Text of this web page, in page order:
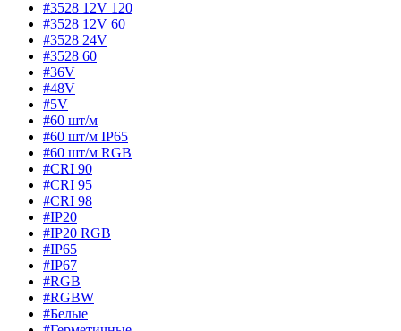
#3528 12V 120
#3528 12V 60
#3528 24V
#3528 60
#36V
#48V
#5V
#60 шт/м
#60 шт/м IP65
#60 шт/м RGB
#CRI 90
#CRI 95
#CRI 98
#IP20
#IP20 RGB
#IP65
#IP67
#RGB
#RGBW
#Белые